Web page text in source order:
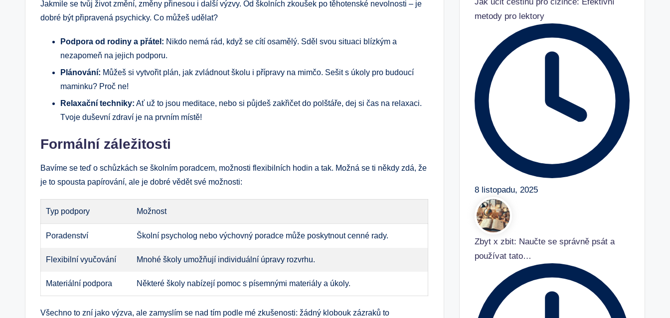
Jakmile se tvůj život změní, změny přinesou i další výzvy. Od školních zkoušek po těhotenské nevolnosti – je
dobré být připravená psychicky. Co můžeš udělat?
Podpora od rodiny a přátel: Nikdo nemá rád, když se cítí osamělý. Sděl svou situaci blízkým a
nezapomeň na jejich podporu.
Plánování: Můžeš si vytvořit plán, jak zvládnout školu i přípravy na mimčo. Sešit s úkoly pro budoucí
maminku? Proč ne!
Relaxační techniky: Ať už to jsou meditace, nebo si půjdeš zakřičet do polštáře, dej si čas na relaxaci.
Tvoje duševní zdraví je na prvním místě!
Formální záležitosti
Bavíme se teď o schůzkách se školním poradcem, možnosti flexibilních hodin a tak. Možná se ti někdy zdá, že
je to spousta papírování, ale je dobré vědět své možnosti:
Typ podpory Možnost
Poradenství Školní psycholog nebo výchovný poradce může poskytnout cenné rady.
Flexibilní vyučování Mnohé školy umožňují individuální úpravy rozvrhu.
Materiální podpora Některé školy nabízejí pomoc s písemnými materiály a úkoly.
Všechno to zní jako výzva, ale zamyslím se nad tím podle mé zkušenosti: žádný klobouk zázraků to
metody pro lektory
8 listopadu, 2025
Zbyt x zbit: Naučte se správně psát a
používat tato…